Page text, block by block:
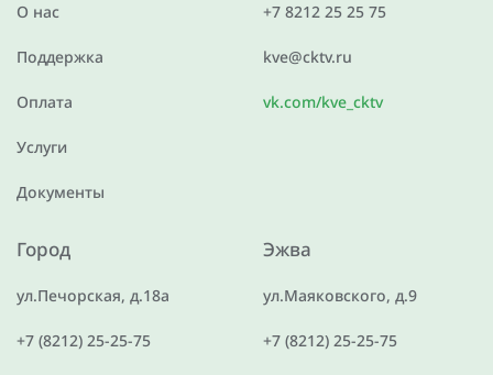
О нас
Поддержка
Оплата
Услуги
Документы
+7 8212 25 25 75
kve@cktv.ru
vk.com/kve_cktv
Город
ул.Печорская, д.18а
+7 (8212) 25-25-75
Эжва
ул.Маяковского, д.9
+7 (8212) 25-25-75